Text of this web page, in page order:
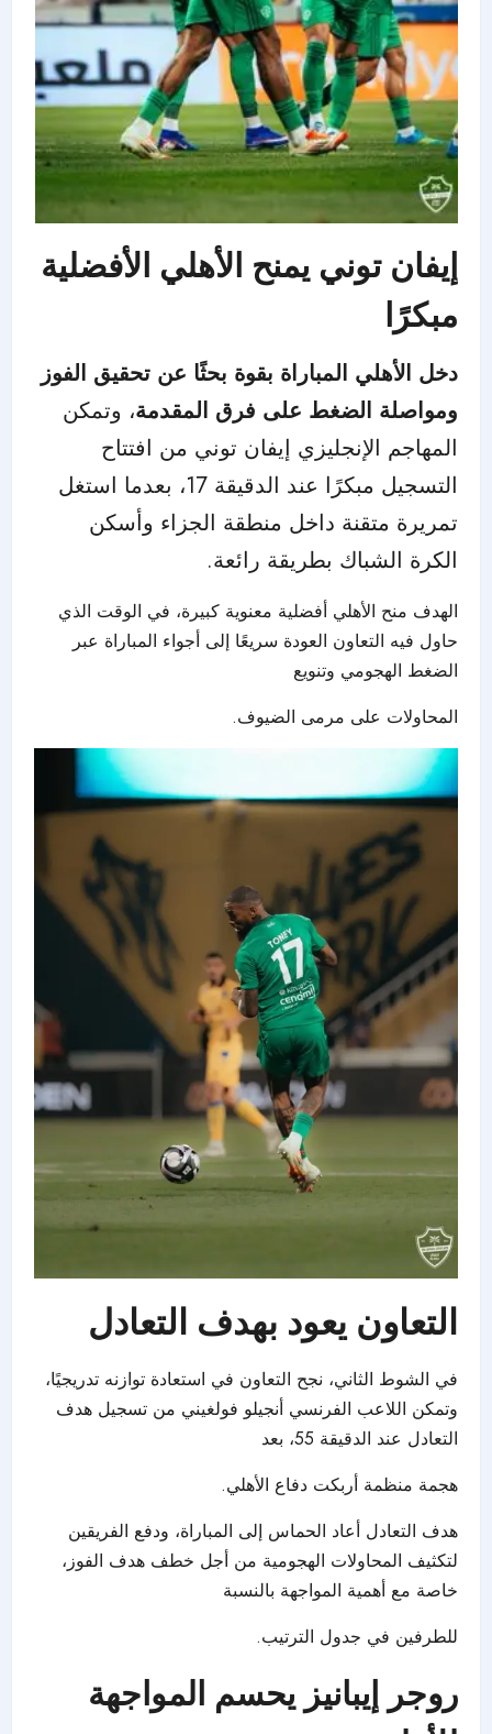
إيفان توني يمنح الأهلي الأفضلية
مبكرًا
دخل الأهلي المباراة بقوة بحثًا عن تحقيق الفوز
ومواصلة الضغط على فرق المقدمة، وتمكن
المهاجم الإنجليزي إيفان توني من افتتاح
التسجيل مبكرًا عند الدقيقة 17، بعدما استغل
تمريرة متقنة داخل منطقة الجزاء وأسكن
الكرة الشباك بطريقة رائعة.
الهدف منح الأهلي أفضلية معنوية كبيرة، في الوقت الذي
حاول فيه التعاون العودة سريعًا إلى أجواء المباراة عبر
الضغط الهجومي وتنويع
المحاولات على مرمى الضيوف.
التعاون يعود بهدف التعادل
في الشوط الثاني، نجح التعاون في استعادة توازنه تدريجيًا،
وتمكن اللاعب الفرنسي أنجيلو فولغيني من تسجيل هدف
التعادل عند الدقيقة 55، بعد
هجمة منظمة أربكت دفاع الأهلي.
هدف التعادل أعاد الحماس إلى المباراة، ودفع الفريقين
لتكثيف المحاولات الهجومية من أجل خطف هدف الفوز،
خاصة مع أهمية المواجهة بالنسبة
للطرفين في جدول الترتيب.
روجر إيبانيز يحسم المواجهة